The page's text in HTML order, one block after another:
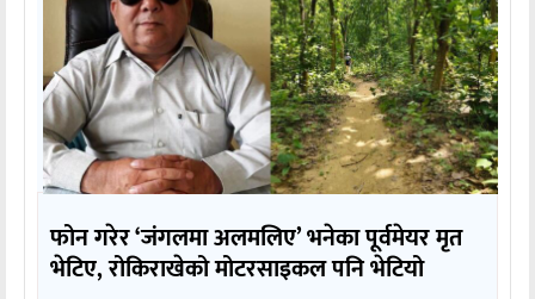
फोन गरेर ‘जंगलमा अलमलिए’ भनेका पूर्वमेयर मृत
भेटिए, रोकिराखेको मोटरसाइकल पनि भेटियो